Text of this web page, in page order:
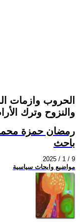
الحروب وازمات
والنزوح وترك
رمضان حمزة
باحث
2025 / 1 / 9
مواضيع وابحاث سياسية